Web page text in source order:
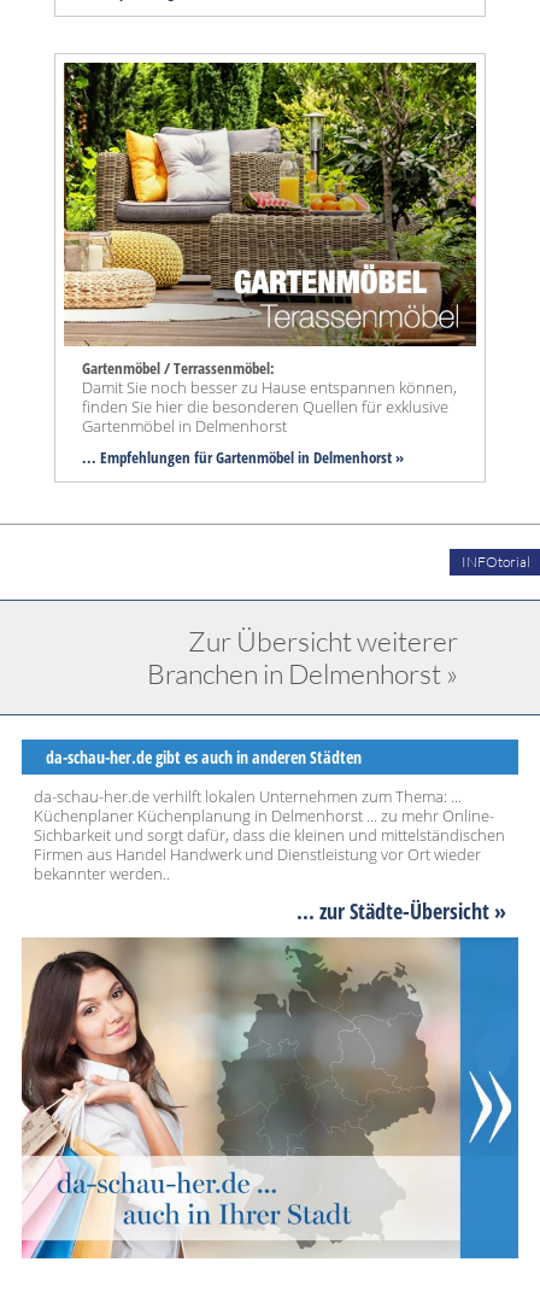
Gartenmöbel / Terrassenmöbel:
Damit Sie noch besser zu Hause entspannen können,
finden Sie hier die besonderen Quellen für exklusive
Gartenmöbel in Delmenhorst
... Empfehlungen für Gartenmöbel in Delmenhorst »
INFOtorial
Zur Übersicht weiterer
Branchen in Delmenhorst »
da-schau-her.de gibt es auch in anderen Städten
da-schau-her.de verhilft lokalen Unternehmen zum Thema: ...
Küchenplaner Küchenplanung in Delmenhorst ... zu mehr Online-
Sichbarkeit und sorgt dafür, dass die kleinen und mittelständischen
Firmen aus Handel Handwerk und Dienstleistung vor Ort wieder
bekannter werden..
... zur Städte-Übersicht »